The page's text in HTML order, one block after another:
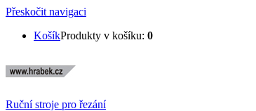
Přeskočit navigaci
KošíkProdukty v košíku: 0
Ruční stroje pro řezání